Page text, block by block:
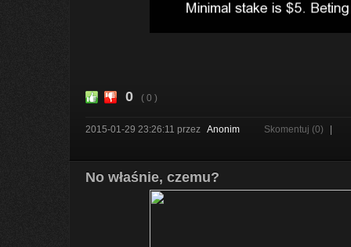
0 ( 0 )
2015-01-29 23:26:11 przez Anonim Skomentuj (0)
No właśnie, czemu?